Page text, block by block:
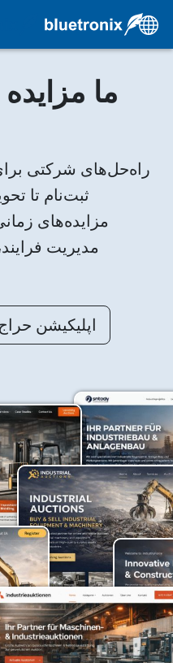
ما
راه‌حل‌های شرکتی
ثبت‌نام تا
مزایده‌های
مدیریت
اپلیکیشن